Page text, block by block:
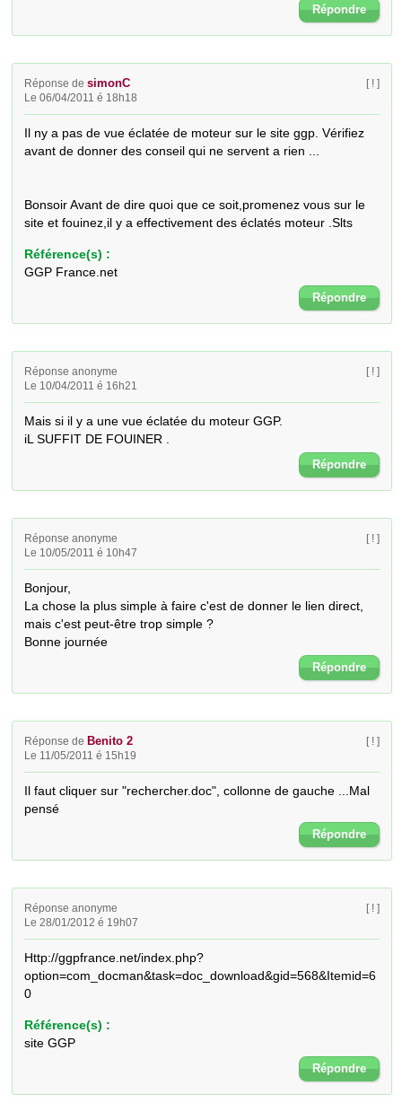
Répondre
Réponse desimonC
Le 06/04/2011 é 18h18
[ ! ]
Il ny a pas de vue éclatée de moteur sur le site ggp. Vérifiez
avant de donner des conseil qui ne servent a rien ...
Bonsoir Avant de dire quoi que ce soit,promenez vous sur le
site et fouinez,il y a effectivement des éclatés moteur .Slts
Référence(s) :
GGP France.net
Répondre
Réponse anonyme
Le 10/04/2011 é 16h21
[ ! ]
Mais si il y a une vue éclatée du moteur GGP.
iL SUFFIT DE FOUINER .
Répondre
Réponse anonyme
Le 10/05/2011 é 10h47
[ ! ]
Bonjour,
La chose la plus simple à faire c'est de donner le lien direct,
mais c'est peut-être trop simple ?
Bonne journée
Répondre
Réponse de Benito 2
Le 11/05/2011 é 15h19
[ ! ]
Il faut cliquer sur "rechercher.doc", collonne de gauche ...Mal
pensé
Répondre
Réponse anonyme
Le 28/01/2012 é 19h07
[ ! ]
Http://ggpfrance.net/index.php?
option=com_docman&task=doc_download&gid=568&Itemid=6
0
Référence(s) :
site GGP
Répondre